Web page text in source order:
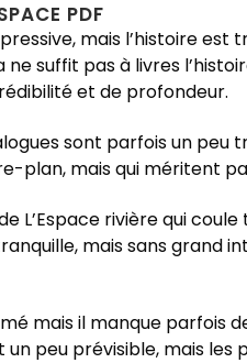
PDF
mais l’histoire
suffit pas à livres
et de profondeur.
sont parfois un
plan, mais qui méritent
L’Espace rivière qui
mais sans grand
mais il manque parfois
un peu prévisible, mais